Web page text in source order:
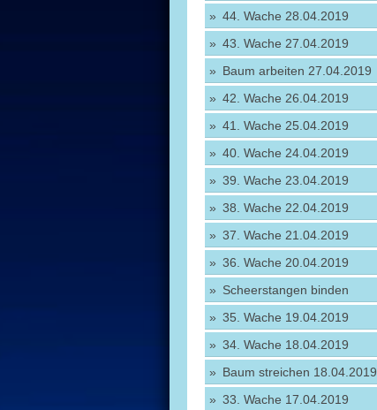
44. Wache 28.04.2019
43. Wache 27.04.2019
Baum arbeiten 27.04.2019
42. Wache 26.04.2019
41. Wache 25.04.2019
40. Wache 24.04.2019
39. Wache 23.04.2019
38. Wache 22.04.2019
37. Wache 21.04.2019
36. Wache 20.04.2019
Scheerstangen binden
35. Wache 19.04.2019
34. Wache 18.04.2019
Baum streichen 18.04.2019
33. Wache 17.04.2019